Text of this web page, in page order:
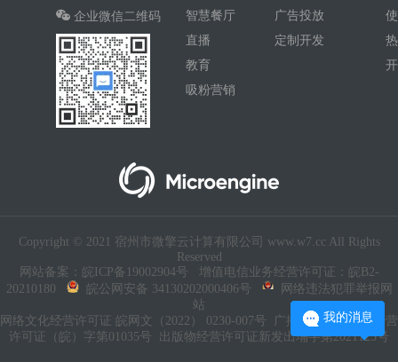
企业微信二维码
智慧餐厅
直播
教育
吸粉营销
广告投放
定制开发
Copyright © 2021 宿州市微擎云计算有限公司 www.w7.cc All Rights
Reserved
网站备案：皖ICP备19002904号 增值电信业务经营许可证：皖B2-
20210180
皖公网安备 34130202000406号
网络违法犯罪举报网
站
网络文化经营许可证 皖网文（2022） 0230-007号 广播电视节目制作经营
许可证（皖）字第01035号 出版物经营许可证新发出埇字第2021125号
我的消息